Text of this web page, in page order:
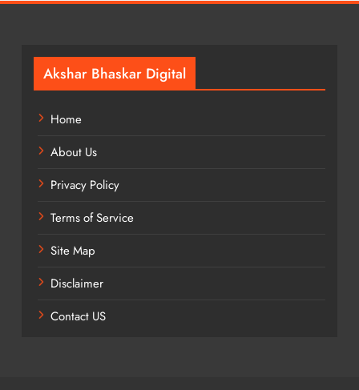
Akshar Bhaskar Digital
Home
About Us
Privacy Policy
Terms of Service
Site Map
Disclaimer
Contact US